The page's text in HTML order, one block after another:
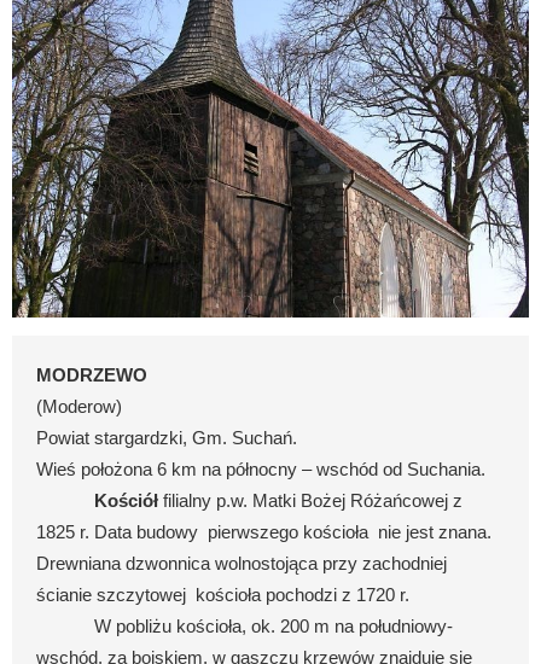
MODRZEWO
(Moderow)
Powiat stargardzki, Gm. Suchań.
Wieś położona6 km na północny – wschód od Suchania.
Kościół filialny p.w. Matki Bożej Różańcowej z
1825 r. Data budowy pierwszego kościoła nie jest znana.
Drewniana dzwonnica wolnostojąca przy zachodniej
ścianie szczytowej
kościoła pochodzi z 1720 r.
W pobliżu kościoła, ok. 200 m na południowy-
wschód, za boiskiem, w gąszczu krzewów znajduje się